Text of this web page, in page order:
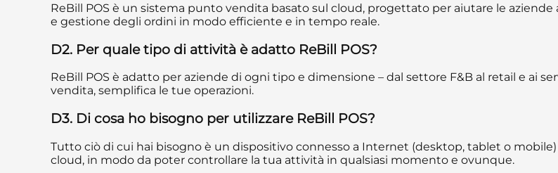
ReBill POS è un sistema punto vendita basato sul cloud, progettato per aiutare le
e gestione degli ordini in modo efficiente e in tempo reale.
D2. Per quale tipo di attività è adatto ReBill POS?
ReBill POS è adatto per aziende di ogni tipo e dimensione – dal settore F&B al retail e ai
vendita, semplifica le tue operazioni.
D3. Di cosa ho bisogno per utilizzare ReBill POS?
Tutto ciò di cui hai bisogno è un dispositivo connesso a Internet (desktop, tablet o
cloud, in modo da poter controllare la tua attività in qualsiasi momento e ovunque.